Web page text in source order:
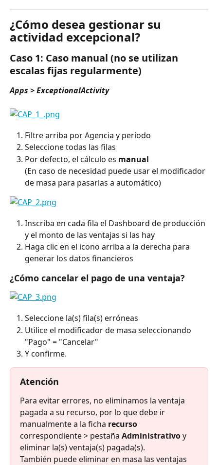
¿Cómo desea gestionar su
actividad excepcional?
Caso 1: Caso manual (no se utilizan
escalas fijas regularmente)
Apps > ExceptionalActivity
Filtre arriba por Agencia y período
Seleccione todas las filas
Por defecto, el cálculo es manual
(En caso de necesidad puede usar el modificador
de masa para pasarlas a automático)
Inscriba en cada fila el Dashboard de producción
y el monto de las ventajas si las hay
Haga clic en el icono arriba a la derecha para
generar los datos financieros
¿Cómo cancelar el pago de una ventaja?
Seleccione la(s) fila(s) erróneas
Utilice el modificador de masa seleccionando
"Pago" = "Cancelar"
Y confirme.
Atención
Para evitar errores, no eliminamos la ventaja
pagada a su recurso, por lo que debe ir
manualmente a la ficha recurso
correspondiente > pestaña Administrativo y
eliminar la(s) ventaja(s) pagada(s).
También puede eliminar en masa las ventajas